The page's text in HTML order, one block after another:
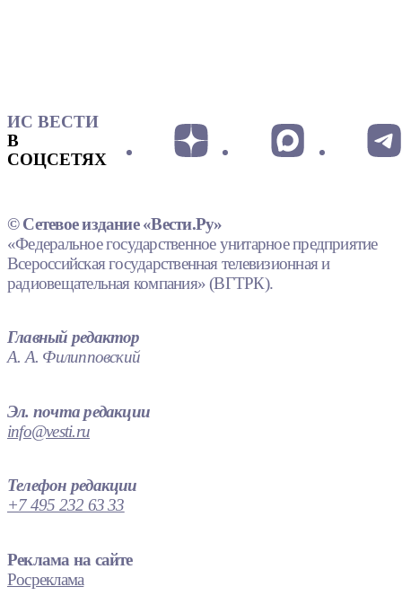
ИС ВЕСТИ
В
СОЦСЕТЯХ
© Сетевое издание «Вести.Ру»
«Федеральное государственное унитарное предприятие
Всероссийская государственная телевизионная и
радиовещательная компания» (ВГТРК).
Главный редактор
А. А. Филипповский
Эл. почта редакции
info@vesti.ru
Телефон редакции
+7 495 232 63 33
Реклама на сайте
Росреклама